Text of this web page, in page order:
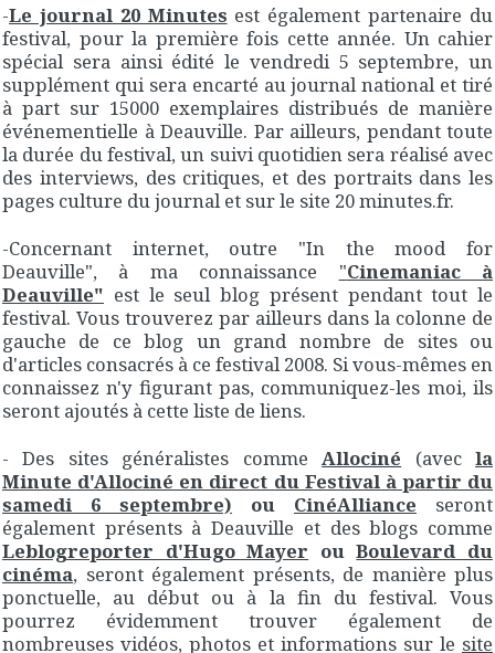
-Le journal 20 Minutes est également partenaire du
festival, pour la première fois cette année. Un cahier
spécial sera ainsi édité le vendredi 5 septembre, un
supplément qui sera encarté au journal national et tiré
à part sur 15000 exemplaires distribués de manière
événementielle à Deauville. Par ailleurs, pendant toute
la durée du festival, un suivi quotidien sera réalisé avec
des interviews, des critiques, et des portraits dans les
pages culture du journal et sur le site 20 minutes.fr.
-Concernant internet, outre "In the mood for
Deauville", à ma connaissance "Cinemaniac à
Deauville" est le seul blog présent pendant tout le
festival. Vous trouverez par ailleurs dans la colonne de
gauche de ce blog un grand nombre de sites ou
d'articles consacrés à ce festival 2008. Si vous-mêmes en
connaissez n'y figurant pas, communiquez-les moi, ils
seront ajoutés à cette liste de liens.
- Des sites généralistes commeAllociné (avecla
Minute d'Allociné en direct du Festival à partir du
samedi 6 septembre)
ou CinéAlliance seront
également présents à Deauville et des blogs comme
Leblogreporter d'Hugo Mayer ou Boulevard du
cinéma, seront également présents, de manière plus
ponctuelle, au début ou à la fin du festival. Vous
pourrez évidemment trouver également de
nombreuses vidéos, photos et informations sur le site